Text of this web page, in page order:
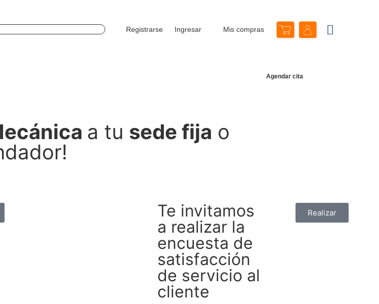
Registrarse Ingresar Mis compras
Agendar cita
a tu sede fija o
Te invitamos
a realizar la
encuesta de
satisfacción
de servicio al
cliente
Realizar